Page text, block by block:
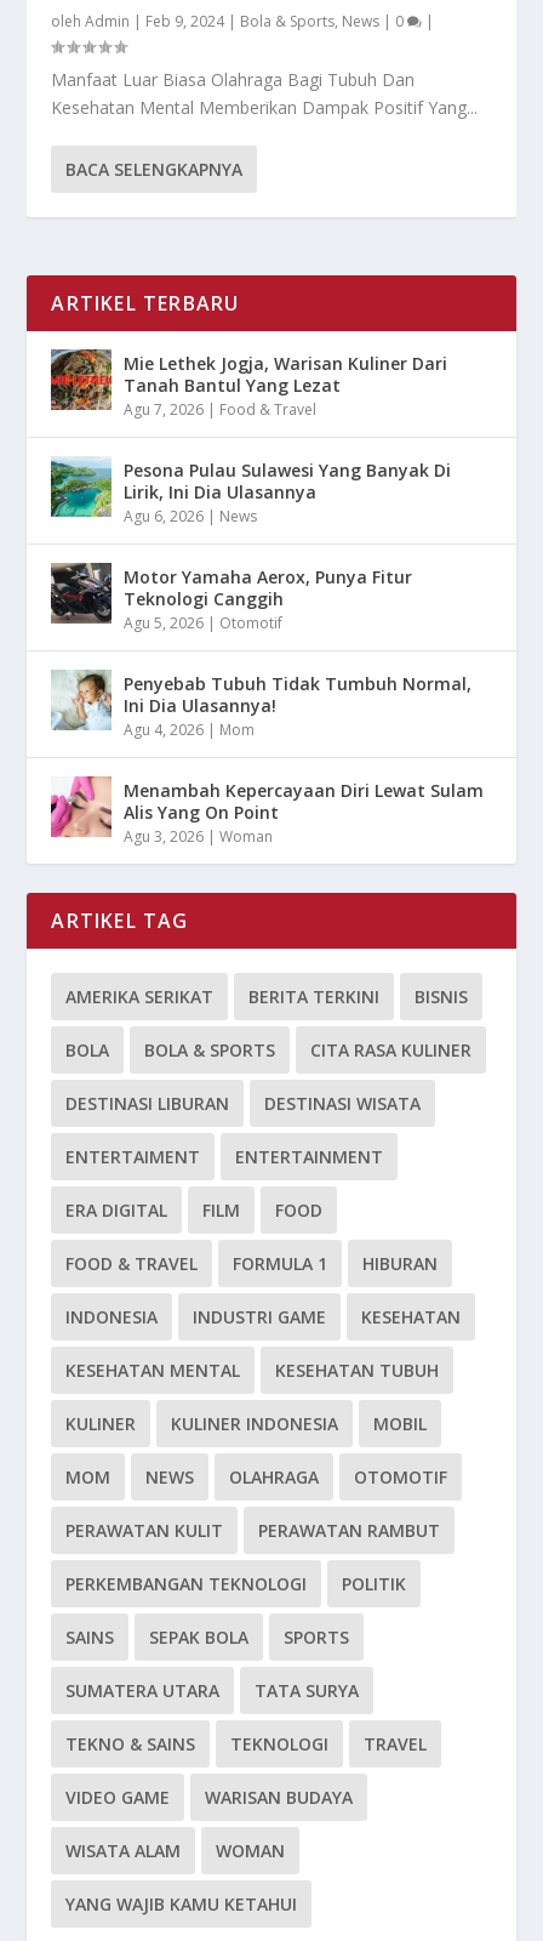
olehAdmin | Feb 9, 2024| Bola & Sports, News | 0 |
Manfaat Luar Biasa Olahraga Bagi Tubuh Dan
Kesehatan Mental Memberikan Dampak Positif Yang...
BACA SELENGKAPNYA
ARTIKEL TERBARU
Mie Lethek Jogja, Warisan Kuliner Dari
Tanah Bantul Yang Lezat
Agu 7, 2026 | Food & Travel
Pesona Pulau Sulawesi Yang Banyak Di
Lirik, Ini Dia Ulasannya
Agu 6, 2026 | News
Motor Yamaha Aerox, Punya Fitur
Teknologi Canggih
Agu 5, 2026 | Otomotif
Penyebab Tubuh Tidak Tumbuh Normal,
Ini Dia Ulasannya!
Agu 4, 2026 | Mom
Menambah Kepercayaan Diri Lewat Sulam
Alis Yang On Point
Agu 3, 2026 |Woman
ARTIKEL TAG
AMERIKA SERIKAT BERITA TERKINI BISNIS
BOLA BOLA & SPORTS CITA RASA KULINER
DESTINASI LIBURAN DESTINASI WISATA
ENTERTAIMENT ENTERTAINMENT
ERA DIGITAL FILM FOOD
FOOD & TRAVEL FORMULA 1 HIBURAN
INDONESIA INDUSTRI GAME KESEHATAN
KESEHATAN MENTAL KESEHATAN TUBUH
KULINER KULINER INDONESIA MOBIL
MOM NEWS OLAHRAGA OTOMOTIF
PERAWATAN KULIT PERAWATAN RAMBUT
PERKEMBANGAN TEKNOLOGI POLITIK
SAINS SEPAK BOLA SPORTS
SUMATERA UTARA TATA SURYA
TEKNO & SAINS TEKNOLOGI TRAVEL
VIDEO GAME WARISAN BUDAYA
WISATA ALAM WOMAN
YANG WAJIB KAMU KETAHUI